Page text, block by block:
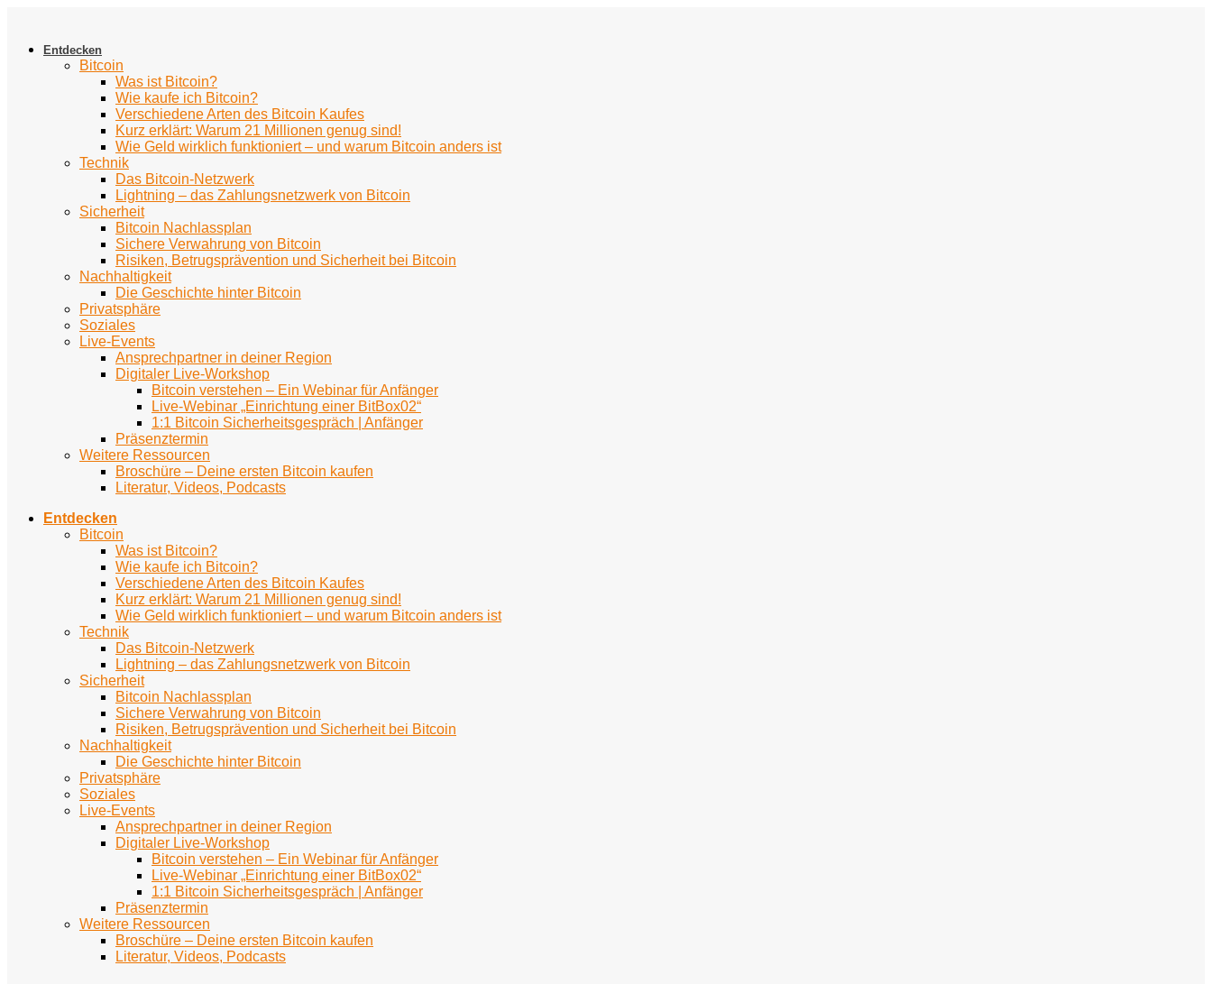
springenEntdecken
Bitcoin
Was ist Bitcoin?
Wie kaufe ich Bitcoin?
Verschiedene Arten des Bitcoin Kaufes
Kurz erklärt: Warum 21 Millionen genug sind!
Wie Geld wirklich funktioniert – und warum Bitcoin anders ist
Technik
Das Bitcoin-Netzwerk
Lightning – das Zahlungsnetzwerk von Bitcoin
Sicherheit
Bitcoin Nachlassplan
Sichere Verwahrung von Bitcoin
Risiken, Betrugsprävention und Sicherheit bei Bitcoin
Nachhaltigkeit
Die Geschichte hinter Bitcoin
Privatsphäre
Soziales
Live-Events
Ansprechpartner in deiner Region
Digitaler Live-Workshop
Bitcoin verstehen – Ein Webinar für Anfänger
Live-Webinar „Einrichtung einer BitBox02“
1:1 Bitcoin Sicherheitsgespräch | Anfänger
Präsenztermin
Weitere Ressourcen
Broschüre – Deine ersten Bitcoin kaufen
Literatur, Videos, Podcasts
Entdecken
Bitcoin
Was ist Bitcoin?
Wie kaufe ich Bitcoin?
Verschiedene Arten des Bitcoin Kaufes
Kurz erklärt: Warum 21 Millionen genug sind!
Wie Geld wirklich funktioniert – und warum Bitcoin anders ist
Technik
Das Bitcoin-Netzwerk
Lightning – das Zahlungsnetzwerk von Bitcoin
Sicherheit
Bitcoin Nachlassplan
Sichere Verwahrung von Bitcoin
Risiken, Betrugsprävention und Sicherheit bei Bitcoin
Nachhaltigkeit
Die Geschichte hinter Bitcoin
Privatsphäre
Soziales
Live-Events
Ansprechpartner in deiner Region
Digitaler Live-Workshop
Bitcoin verstehen – Ein Webinar für Anfänger
Live-Webinar „Einrichtung einer BitBox02“
1:1 Bitcoin Sicherheitsgespräch | Anfänger
Präsenztermin
Weitere Ressourcen
Broschüre – Deine ersten Bitcoin kaufen
Literatur, Videos, Podcasts